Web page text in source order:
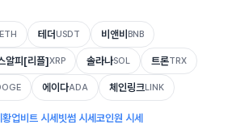
엇인가요?
소와 같은 제3자 없이 누구나 즉시 토큰을 교환할 수
이버의 독특한 아키텍처는 개발자 친화적으로 설계
인 기반 프로토콜과 쉽게 통합될 수 있도록 합니다.
ETH 테더USDT 비앤비 BNB
알피[리플]XRP 솔라나SOL 트론TRX
에이다ADA 체인링크LINK
황업비트 시세 빗썸 시세 코인원 시세